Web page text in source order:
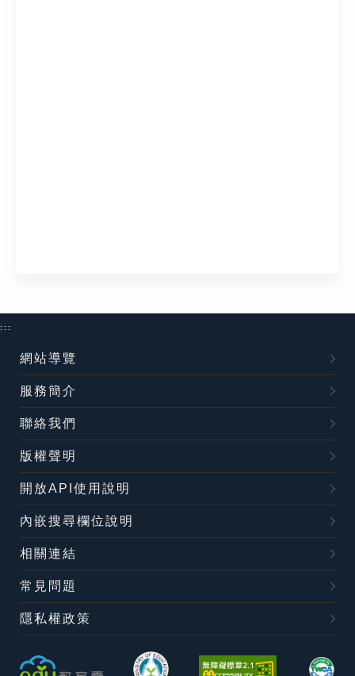
:::
網站導覽
服務簡介
聯絡我們
版權聲明
開放API使用說明
內嵌搜尋欄位說明
相關連結
常見問題
隱私權政策